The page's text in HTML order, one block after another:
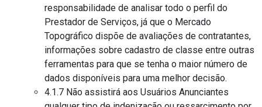
responsabilidade de analisar todo o perfil do
Prestador de Serviços, já que o Mercado
Topográfico dispõe de avaliações de contratantes,
informações sobre cadastro de classe entre outras
ferramentas para que se tenha o maior número de
dados disponíveis para uma melhor decisão.
4.1.7 Não assistirá aos Usuários Anunciantes